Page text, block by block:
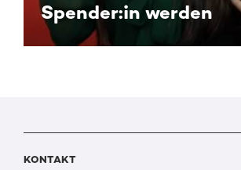
Spender:in werden
KONTAKT